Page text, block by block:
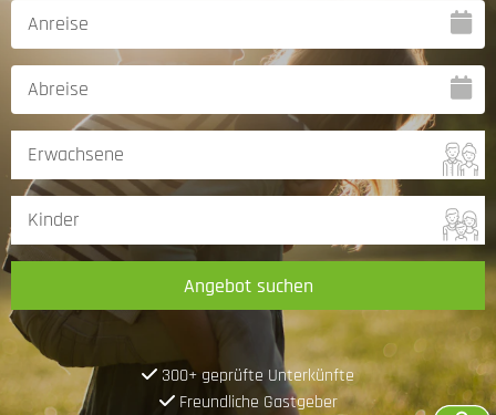
Angebot suchen
300+ geprüfte Unterkünfte
Freundliche Gastgeber